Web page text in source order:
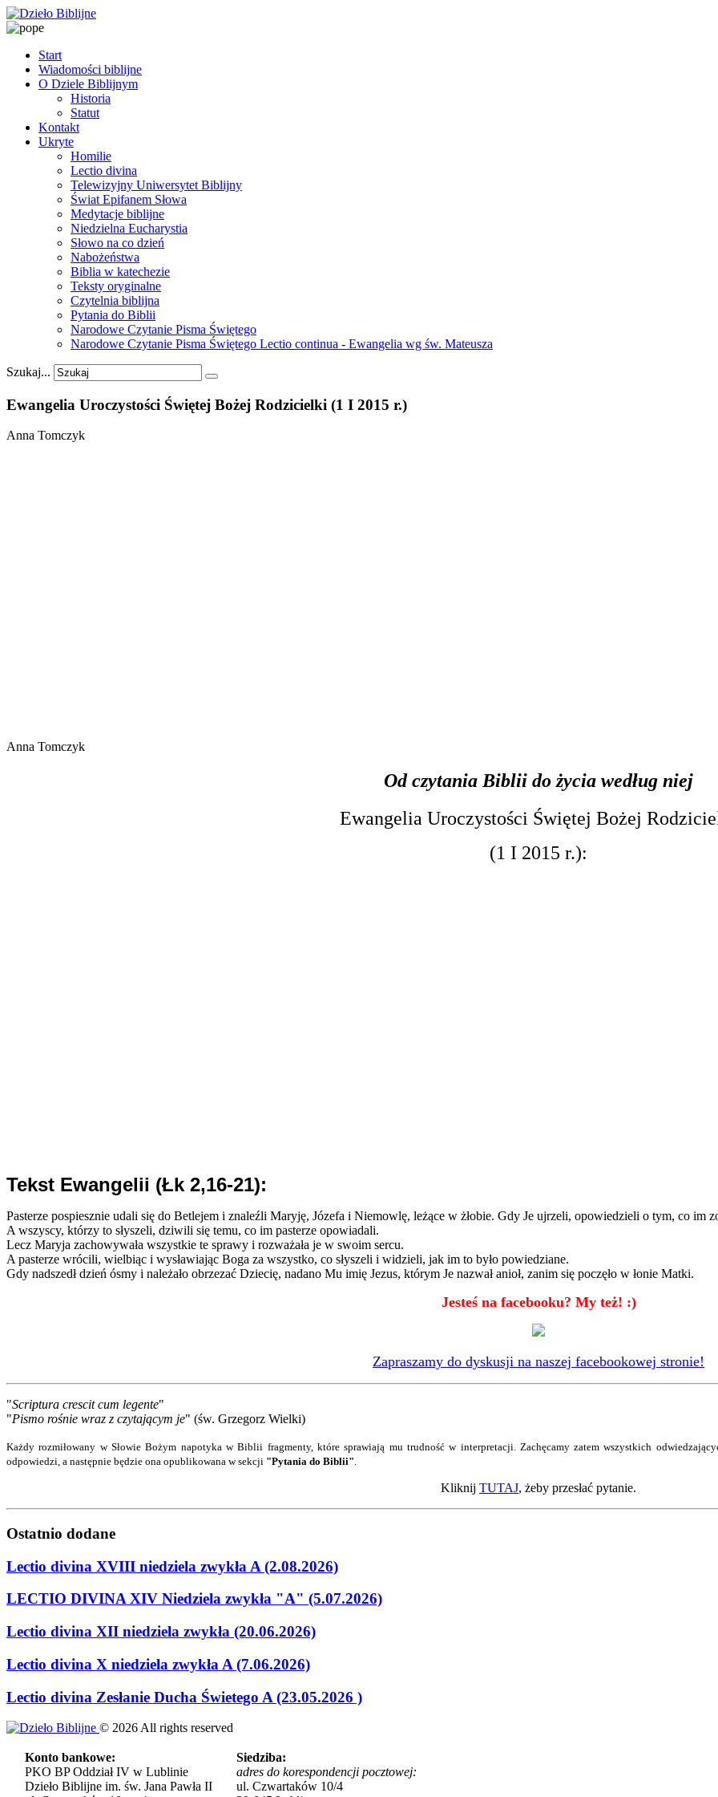
Start
Wiadomości biblijne
O Dziele Biblijnym
Historia
Statut
Kontakt
Ukryte
Homilie
Lectio divina
Telewizyjny Uniwersytet Biblijny
Świat Epifanem Słowa
Medytacje biblijne
Niedzielna Eucharystia
Słowo na co dzień
Nabożeństwa
Biblia w katechezie
Teksty oryginalne
Czytelnia biblijna
Pytania do Biblii
Narodowe Czytanie Pisma Świętego
Narodowe Czytanie Pisma Świętego Lectio continua - Ewangelia wg św. Mateusza
Szukaj...
Ewangelia Uroczystości Świętej Bożej Rodzicielki (1 I 2015 r.)
Anna Tomczyk
Anna Tomczyk
Od czytania Biblii do życia według niej
Ewangelia Uroczystości Świętej Bożej
(1 I 2015 r.):
Tekst Ewangelii (Łk 2,16-21):
Pasterze pospiesznie udali się do Betlejem i znaleźli Maryję, Józefa i Niemowlę, leżące w żłobie. Gdy Je ujrzeli, opowiedzieli o tym, co im
A wszyscy, którzy to słyszeli, dziwili się temu, co im pasterze opowiadali.
Lecz Maryja zachowywała wszystkie te sprawy i rozważała je w swoim sercu.
A pasterze wrócili, wielbiąc i wysławiając Boga za wszystko, co słyszeli i widzieli, jak im to było powiedziane.
Gdy nadszedł dzień ósmy i należało obrzezać Dziecię, nadano Mu imię Jezus, którym Je nazwał anioł, zanim się poczęło w łonie Matki.
Jesteś na facebooku? My też! :)
Zapraszamy do dyskusji na naszej facebookowej stronie!
"Scriptura crescit cum legente"
"Pismo rośnie wraz z czytającym je" (św. Grzegorz Wielki)
Każdy rozmiłowany w Słowie Bożym napotyka w Biblii fragmenty, które sprawiają mu trudność w interpretacji. Zachęcamy zatem wszystkich
odpowiedzi, a następnie będzie ona opublikowana w sekcji "Pytania do Biblii".
Kliknij TUTAJ, żeby przesłać pytanie.
Ostatnio dodane
Lectio divina XVIII niedziela zwykła A (2.08.2026)
LECTIO DIVINA XIV Niedziela zwykła "A" (5.07.2026)
Lectio divina XII niedziela zwykła (20.06.2026)
Lectio divina X niedziela zwykła A (7.06.2026)
Lectio divina Zesłanie Ducha Świetego A (23.05.2026 )
© 2026 All rights reserved
Konto bankowe:
PKO BP Oddział IV w Lublinie
Dzieło Biblijne im. św. Jana Pawła II
Siedziba:
adres do korespondencji pocztowej:
ul. Czwartaków 10/4